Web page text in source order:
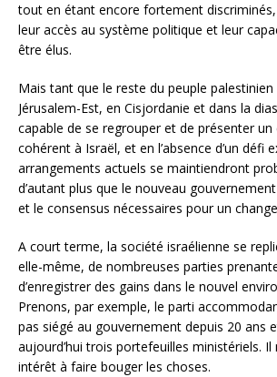
tout en étant encore fortement
leur accès au système politique et leur
être élus.
Mais tant que le reste du peuple palestinien
Jérusalem-Est, en Cisjordanie et dans la
capable de se regrouper et de présenter
cohérent à Israël, et en l’absence d’un défi
arrangements actuels se maintiendront
d’autant plus que le nouveau
et le consensus nécessaires pour un
A court terme, la société israélienne se
elle-même, de nombreuses parties
d’enregistrer des gains dans le nouvel
Prenons, par exemple, le parti
pas siégé au gouvernement depuis 20 ans
aujourd’hui trois portefeuilles ministériels. Il
intérêt à faire bouger les choses.